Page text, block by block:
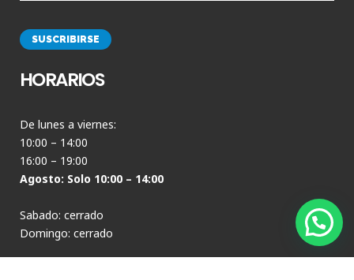
HORARIOS
De lunes a viernes:
10:00 – 14:00
16:00 – 19:00
Agosto: Solo 10:00 – 14:00
Sabado: cerrado
Domingo: cerrado